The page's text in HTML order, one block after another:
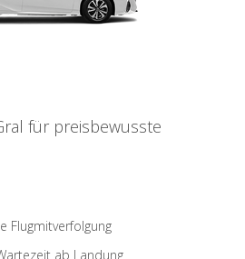
für preisbewusste
Flugmitverfolgung
ab Landung